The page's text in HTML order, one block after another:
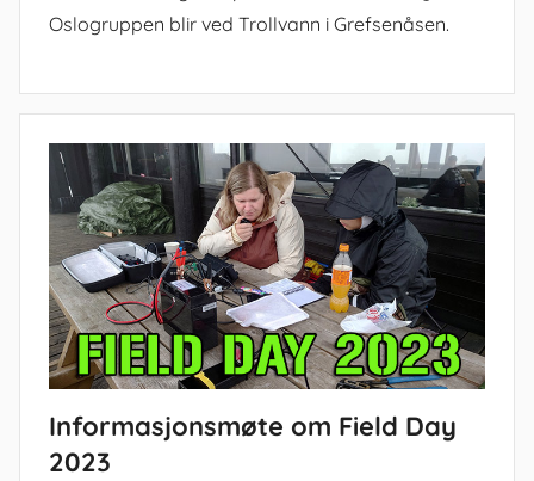
Oslogruppen blir ved Trollvann i Grefsenåsen.
Informasjonsmøte om Field Day
2023